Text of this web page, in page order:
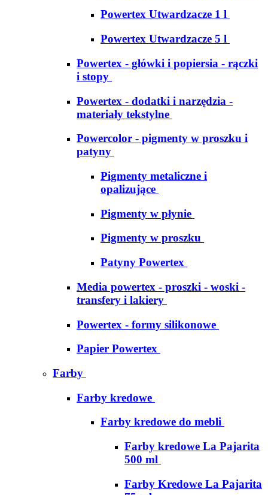
Powertex Utwardzacze 1 l
Powertex Utwardzacze 5 l
Powertex - główki i popiersia - rączki
i stopy
Powertex - dodatki i narzędzia -
materiały tekstylne
Powercolor - pigmenty w proszku i
patyny
Pigmenty metaliczne i
opalizujące
Pigmenty w płynie
Pigmenty w proszku
Patyny Powertex
Media powertex - proszki - woski -
transfery i lakiery
Powertex - formy silikonowe
Papier Powertex
Farby
Farby kredowe
Farby kredowe do mebli
Farby kredowe La Pajarita
500 ml
Farby Kredowe La Pajarita